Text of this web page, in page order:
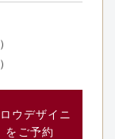
ウデザイニ
をご予約